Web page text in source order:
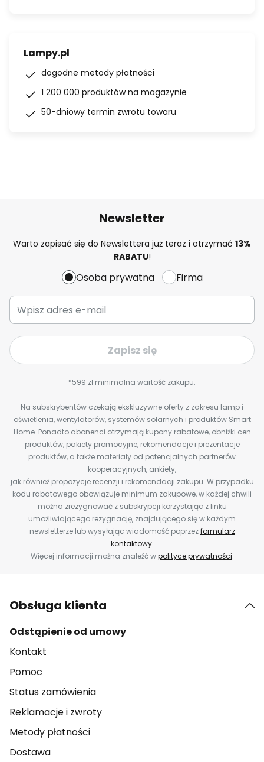
Lampy.pl
dogodne metody płatności
1 200 000 produktów na magazynie
50-dniowy termin zwrotu towaru
Newsletter
Warto zapisać się do Newslettera już teraz i otrzymać 13%
RABATU!
Osoba prywatna Firma
Zapisz się
*599 zł minimalna wartość zakupu.
Na subskrybentów czekają ekskluzywne oferty z zakresu lamp i
oświetlenia, wentylatorów, systemów solarnych i produktów Smart
Home. Ponadto abonenci otrzymają kupony rabatowe, obniżki cen
produktów, pakiety promocyjne, rekomendacje i prezentacje
produktów, a także materiały od potencjalnych partnerów
kooperacyjnych, ankiety,
jak również propozycje recenzji i rekomendacji zakupu. W przypadku
kodu rabatowego obowiązuje minimum zakupowe, w każdej chwili
można zrezygnować z subskrypcji korzystając z linku
umożliwiającego rezygnację, znajdującego się w każdym
newsletterze lub wysyłając wiadomość poprzezformularz
kontaktowy.
Więcej informacji można znaleźć wpolityce prywatności.
Obsługa klienta
Odstąpienie od umowy
Kontakt
Pomoc
Status zamówienia
Reklamacje i zwroty
Metody płatności
Dostawa